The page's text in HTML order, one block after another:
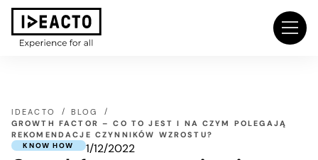
IDEACTO
BLOG
GROWTH FACTOR – CO TO JEST I NA CZYM POLEGAJĄ
REKOMENDACJE CZYNNIKÓW WZROSTU?
KNOW HOW 1/12/2022